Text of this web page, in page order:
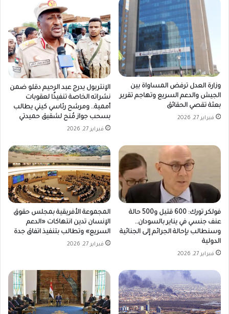
وزارة العدل ترفض المساواة بين
الجيش والدعم السريع وتهاجم تقرير
بعثة تقصي الحقائق
فبراير 27, 2026
الإنتربول يدرج عبد الرحيم دقلو ضمن
نشراته الخاصة تنفيذًا لعقوبات
أممية.. ومرشح رئاسي كيني يطالب
بسحب جواز مُنح لشقيق حميدتي
فبراير 27, 2026
فولكر تورك: 600 قتيل و500 حالة
عنف جنسي في يناير بالسودان..
وسنطالب بإحالة الجرائم إلى الجنائية
الدولية
فبراير 27, 2026
المجموعة الأفريقية بمجلس حقوق
الإنسان تدين انتهاكات «الدعم
السريع» وتطالب بتنفيذ اتفاق جدة
فبراير 27, 2026